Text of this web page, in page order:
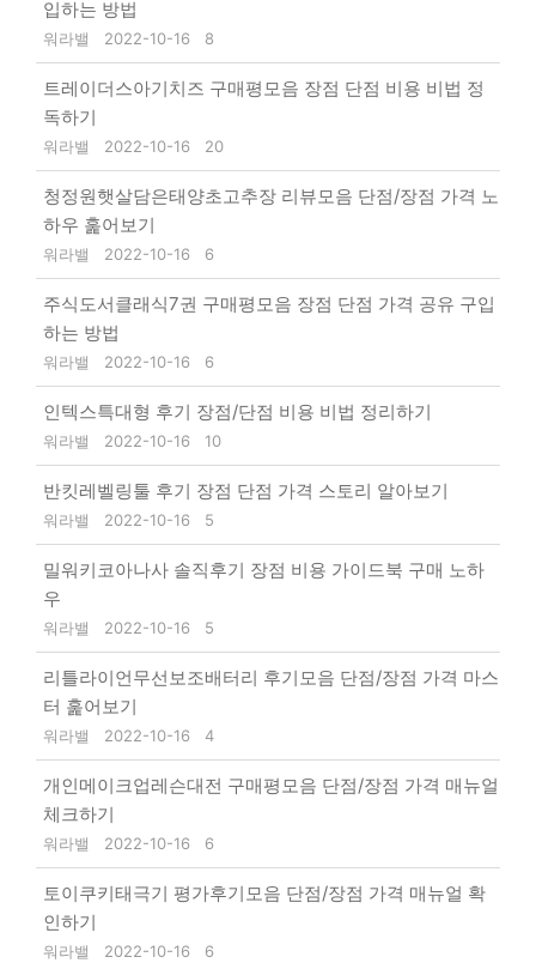
입하는 방법
워라밸 2022-10-16 8
트레이더스아기치즈 구매평모음 장점 단점 비용 비법 정
독하기
워라밸 2022-10-16 20
청정원햇살담은태양초고추장 리뷰모음 단점/장점 가격 노
하우 훑어보기
워라밸 2022-10-16 6
주식도서클래식7권 구매평모음 장점 단점 가격 공유 구입
하는 방법
워라밸 2022-10-16 6
인텍스특대형 후기 장점/단점 비용 비법 정리하기
워라밸 2022-10-16 10
반킷레벨링툴 후기 장점 단점 가격 스토리 알아보기
워라밸 2022-10-16 5
밀워키코아나사 솔직후기 장점 비용 가이드북 구매 노하
우
워라밸 2022-10-16 5
리틀라이언무선보조배터리 후기모음 단점/장점 가격 마스
터 훑어보기
워라밸 2022-10-16 4
개인메이크업레슨대전 구매평모음 단점/장점 가격 매뉴얼
체크하기
워라밸 2022-10-16 6
토이쿠키태극기 평가후기모음 단점/장점 가격 매뉴얼 확
인하기
워라밸 2022-10-16 6